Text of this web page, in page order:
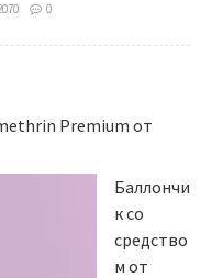
0
Premium от
Баллончи
к со
средство
м от